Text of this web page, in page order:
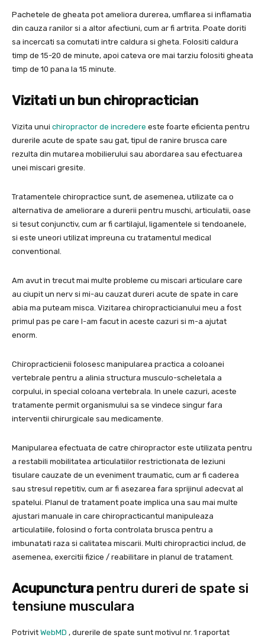
Pachetele de gheata pot ameliora durerea, umflarea si inflamatia
din cauza ranilor si a altor afectiuni, cum ar fi artrita. Poate doriti
sa incercati sa comutati intre caldura si gheta. Folositi caldura
timp de 15-20 de minute, apoi cateva ore mai tarziu folositi gheata
timp de 10 pana la 15 minute.
Vizitati un bun chiropractician
Vizita unui chiropractor de incredere este foarte eficienta pentru
durerile acute de spate sau gat, tipul de ranire brusca care
rezulta din mutarea mobilierului sau abordarea sau efectuarea
unei miscari gresite.
Tratamentele chiropractice sunt, de asemenea, utilizate ca o
alternativa de ameliorare a durerii pentru muschi, articulatii, oase
si tesut conjunctiv, cum ar fi cartilajul, ligamentele si tendoanele,
si este uneori utilizat impreuna cu tratamentul medical
conventional.
Am avut in trecut mai multe probleme cu miscari articulare care
au ciupit un nerv si mi-au cauzat dureri acute de spate in care
abia ma puteam misca. Vizitarea chiropracticianului meu a fost
primul pas pe care l-am facut in aceste cazuri si m-a ajutat
enorm.
Chiropracticienii folosesc manipularea practica a coloanei
vertebrale pentru a alinia structura musculo-scheletala a
corpului, in special coloana vertebrala. In unele cazuri, aceste
tratamente permit organismului sa se vindece singur fara
interventii chirurgicale sau medicamente.
Manipularea efectuata de catre chiropractor este utilizata pentru
a restabili mobilitatea articulatiilor restrictionata de leziuni
tisulare cauzate de un eveniment traumatic, cum ar fi caderea
sau stresul repetitiv, cum ar fi asezarea fara sprijinul adecvat al
spatelui. Planul de tratament poate implica una sau mai multe
ajustari manuale in care chiropracticantul manipuleaza
articulatiile, folosind o forta controlata brusca pentru a
imbunatati raza si calitatea miscarii. Multi chiropractici includ, de
asemenea, exercitii fizice / reabilitare in planul de tratament.
Acupunctura pentru dureri de spate si
tensiune musculara
Potrivit WebMD , durerile de spate sunt motivul nr. 1 raportat